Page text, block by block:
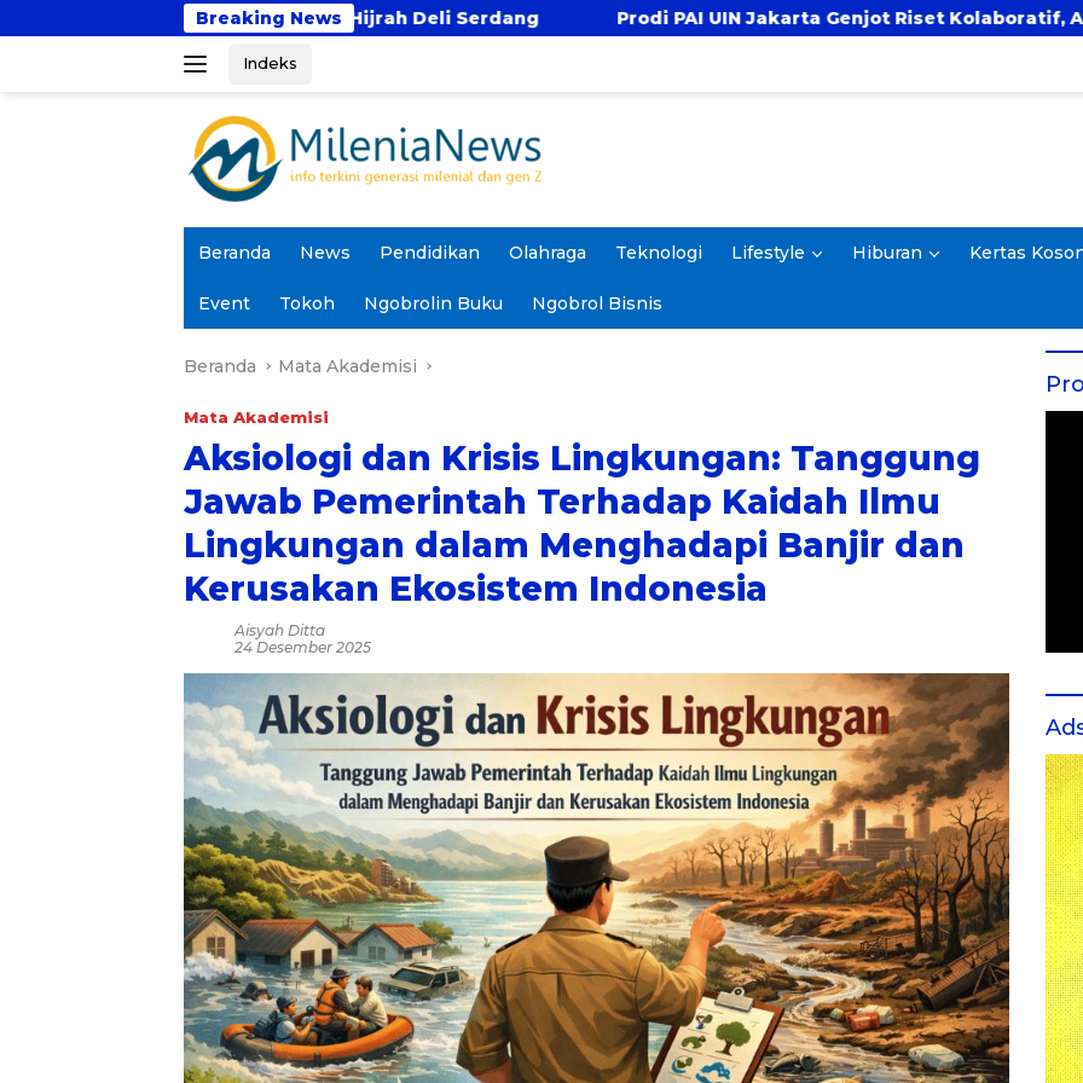
ke
Breaking News
Darul Hijrah Deli Serdang Prodi PAI UIN Jakarta Genjot Riset Kolaboratif, Antar 4 Proposal ke
Indeks
Beranda News Pendidikan Olahraga Teknologi Lifestyle Hiburan Kertas
Event Tokoh Ngobrolin Buku Ngobrol Bisnis
Beranda Mata Akademisi
Mata Akademisi
Aksiologi dan Krisis Lingkungan: Tanggung
Jawab Pemerintah Terhadap Kaidah Ilmu
Lingkungan dalam Menghadapi Banjir dan
Kerusakan Ekosistem Indonesia
Aisyah Ditta
24 Desember 2025